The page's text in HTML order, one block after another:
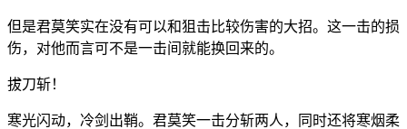
但是君莫笑实在没有可以和狙击比较伤害的大招。这一击的损
伤，对他而言可不是一击间就能换回来的。
拔刀斩！
寒光闪动，冷剑出鞘。君莫笑一击分斩两人，同时还将寒烟柔